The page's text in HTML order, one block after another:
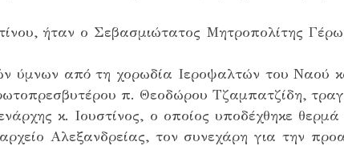
ήταν ο Σεβασμιώτατος Μητροπολίτης
ύμνων από τη χορωδία Ιεροψαλτών του Ναού
π. Θεοδώρου Τζαμπατζίδη,
κ. Ιουστίνος, ο οποίος υποδέχθηκε
Αλεξανδρείας, τον συνεχάρη για την